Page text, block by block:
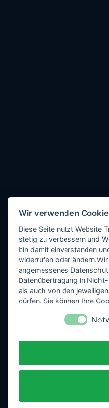
Wir verwenden
Diese Seite nutzt Website
stetig zu verbessern und
bin damit einverstanden
widerrufen oder
angemessenes
Datenübertragung in
als auch von den
dürfen. Sie können Ihre